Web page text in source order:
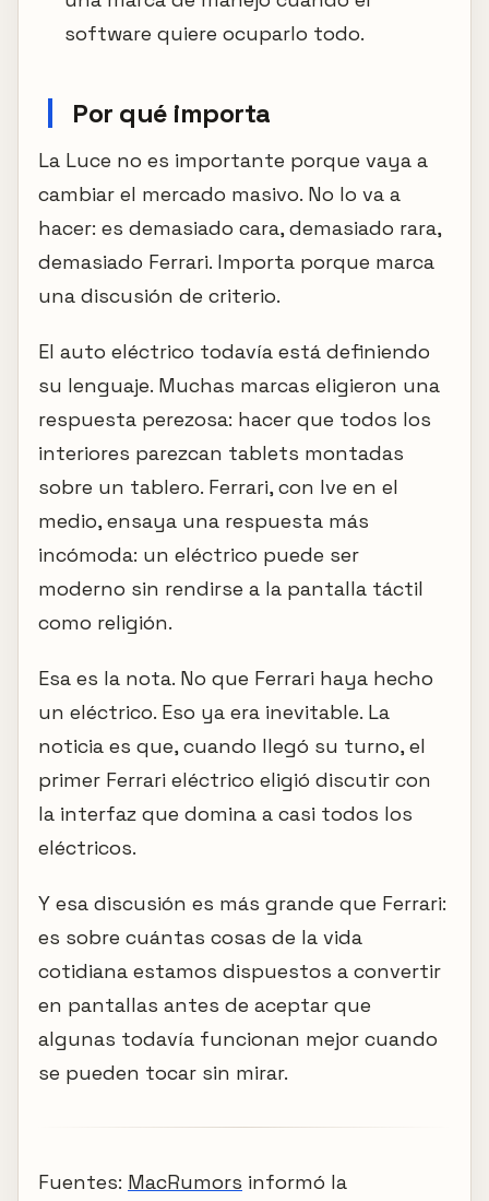
software quiere ocuparlo todo.
Por qué importa
La Luce no es importante porque vaya a
cambiar el mercado masivo. No lo va a
hacer: es demasiado cara, demasiado rara,
demasiado Ferrari. Importa porque marca
una discusión de criterio.
El auto eléctrico todavía está definiendo
su lenguaje. Muchas marcas eligieron una
respuesta perezosa: hacer que todos los
interiores parezcan tablets montadas
sobre un tablero. Ferrari, con Ive en el
medio, ensaya una respuesta más
incómoda: un eléctrico puede ser
moderno sin rendirse a la pantalla táctil
como religión.
Esa es la nota. No que Ferrari haya hecho
un eléctrico. Eso ya era inevitable. La
noticia es que, cuando llegó su turno, el
primer Ferrari eléctrico eligió discutir con
la interfaz que domina a casi todos los
eléctricos.
Y esa discusión es más grande que Ferrari:
es sobre cuántas cosas de la vida
cotidiana estamos dispuestos a convertir
en pantallas antes de aceptar que
algunas todavía funcionan mejor cuando
se pueden tocar sin mirar.
Fuentes: MacRumors informó la